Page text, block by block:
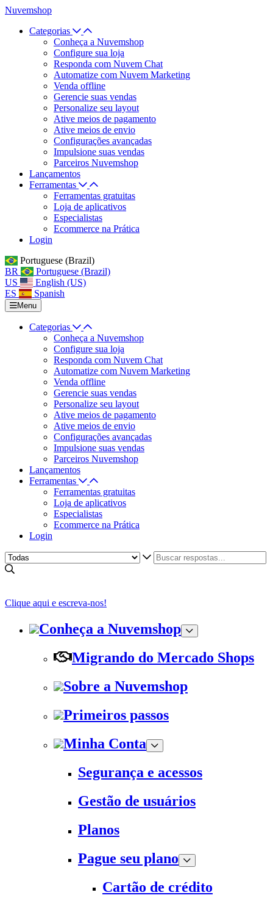
Nuvemshop
Categorias
Conheça a Nuvemshop
Configure sua loja
Responda com Nuvem Chat
Automatize com Nuvem Marketing
Venda offline
Gerencie suas vendas
Personalize seu layout
Ative meios de pagamento
Ative meios de envio
Configurações avançadas
Impulsione suas vendas
Parceiros Nuvemshop
Lançamentos
Ferramentas
Ferramentas gratuitas
Loja de aplicativos
Especialistas
Ecommerce na Prática
Login
Portuguese (Brazil)
BR
Portuguese (Brazil)
US
English (US)
ES
Spanish
Menu
Categorias
Conheça a Nuvemshop
Configure sua loja
Responda com Nuvem Chat
Automatize com Nuvem Marketing
Venda offline
Gerencie suas vendas
Personalize seu layout
Ative meios de pagamento
Ative meios de envio
Configurações avançadas
Impulsione suas vendas
Parceiros Nuvemshop
Lançamentos
Ferramentas
Ferramentas gratuitas
Loja de aplicativos
Especialistas
Ecommerce na Prática
Login
Clique aqui e escreva-nos!
Conheça a Nuvemshop
Migrando do Mercado Shops
Sobre a Nuvemshop
Primeiros passos
Minha Conta
Segurança e acessos
Gestão de usuários
Planos
Pague seu plano
Cartão de crédito